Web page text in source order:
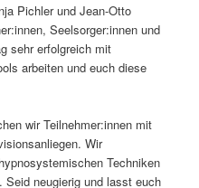
Pichler und Jean-Otto
Seelsorger:innen und
sehr erfolgreich mit
arbeiten und euch diese
wir Teilnehmer:innen mit
Wir
Techniken
Seid neugierig und lasst euch